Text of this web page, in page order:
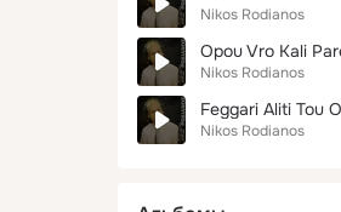
Nikos Rodianos
Opou Vro Kali
Nikos Rodianos
Feggari Aliti Tou
Nikos Rodianos